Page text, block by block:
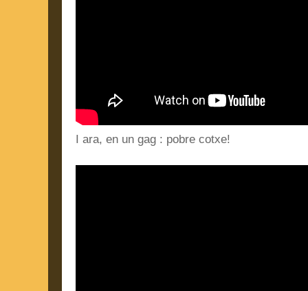
I ara, en un gag : pobre cotxe!